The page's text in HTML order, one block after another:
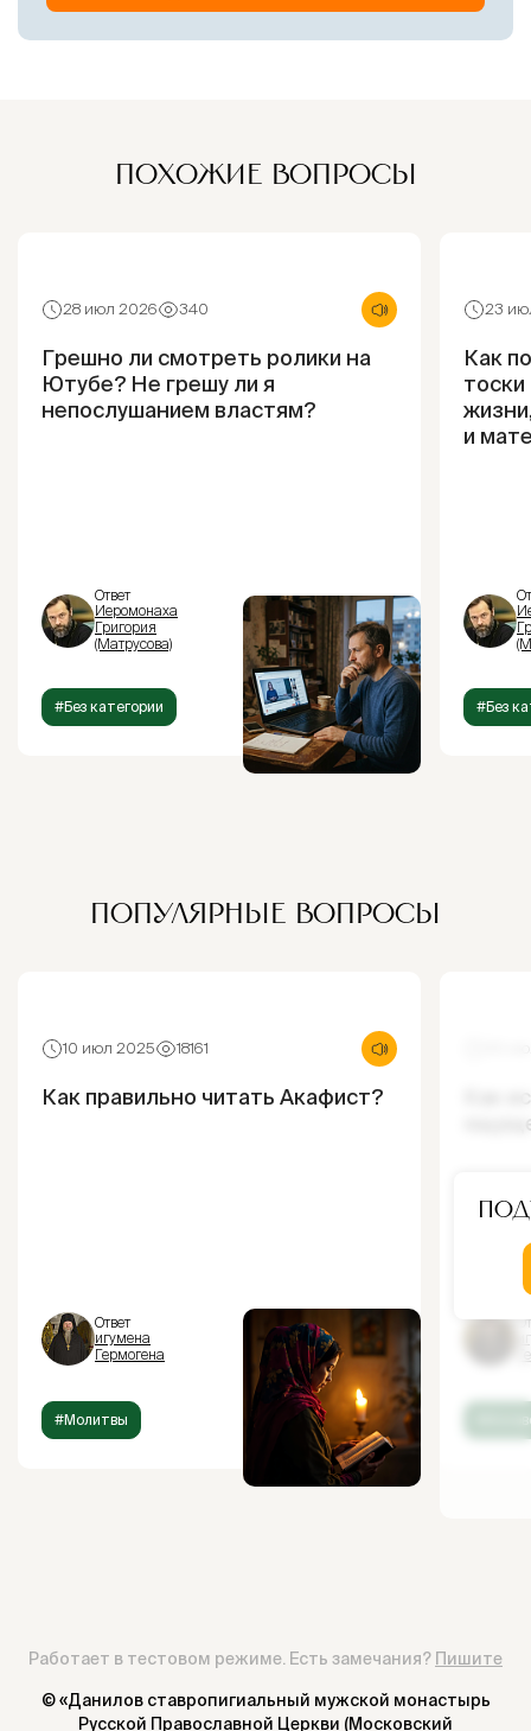
ПОХОЖИЕ ВОПРОСЫ
28 июл 2026 340
Грешно ли смотреть ролики на
Ютубе? Не грешу ли я
непослушанием властям?
Ответ
Иеромонаха
Григория
(Матрусова)
#Без категории
23
Как
тоски
и
#Без
ПОПУЛЯРНЫЕ ВОПРОСЫ
10 июл 2025 18161
Как правильно читать Акафист?
Ответ
игумена
Гермогена
#Молитвы
Как
Работает в тестовом режиме. Есть замечания? Пишите
© «Данилов ставропигиальный мужской монастырь
Русской Православной Церкви (Московский